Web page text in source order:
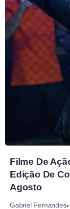
Filme De
Edição De
Agosto
Gabriel Fernandes